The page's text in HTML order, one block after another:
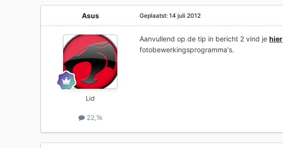
Asus
Lid
22,1k
Geplaatst:14 juli 2012
Aanvullend op de tip in bericht 2 vind jehier
fotobewerkingsprogramma's.